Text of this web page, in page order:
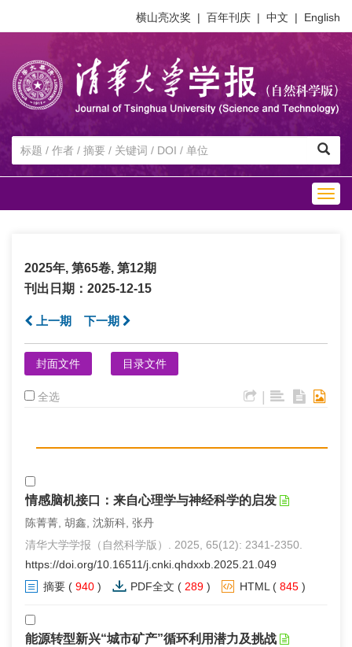
横山亮次奖 | 百年刊庆 | 中文 | English
2025年, 第65卷, 第12期
刊出日期：2025-12-15
上一期 下一期
封面文件 目录文件
全选
情感脑机接口：来自心理学与神经科学的启发
陈菁菁, 胡鑫, 沈新科, 张丹
清华大学学报（自然科学版）. 2025, 65(12): 2341-2350.
https://doi.org/10.16511/j.cnki.qhdxxb.2025.21.049
摘要 ( 940 ) PDF全文 ( 289 ) HTML( 845 )
能源转型新兴“城市矿产”循环利用潜力及挑战